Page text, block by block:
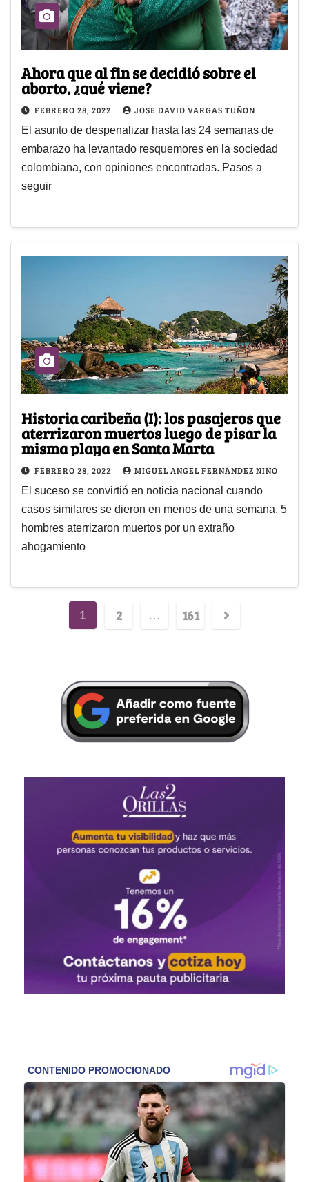
Ahora que al fin se decidió sobre el
aborto, ¿qué viene?
FEBRERO 28, 2022 JOSE DAVID VARGAS TUÑON
El asunto de despenalizar hasta las 24 semanas de
embarazo ha levantado resquemores en la sociedad
colombiana, con opiniones encontradas. Pasos a
seguir
Historia caribeña (I): los pasajeros que
aterrizaron muertos luego de pisar la
misma playa en Santa Marta
FEBRERO 28, 2022 MIGUEL ANGEL FERNÁNDEZ NIÑO
El suceso se convirtió en noticia nacional cuando
casos similares se dieron en menos de una semana. 5
hombres aterrizaron muertos por un extraño
ahogamiento
1 2 … 161